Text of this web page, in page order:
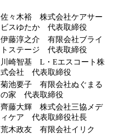
佐々木裕 株式会社ケアサー
ビスゆたか 代表取締役
伊藤淳之介 有限会社ブライ
トステージ 代表取締役
川崎智基 L・Eエスコート株
式会社 代表取締役
菊池要子 有限会社ぬぐまる
の家 代表取締役
齊藤大輝 株式会社三協メデ
ィケア 代表取締役社長
荒木政友 有限会社イリク